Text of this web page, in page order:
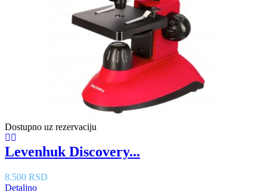
Dostupno uz rezervaciju
Levenhuk Discovery...
8.500 RSD
Detaljno